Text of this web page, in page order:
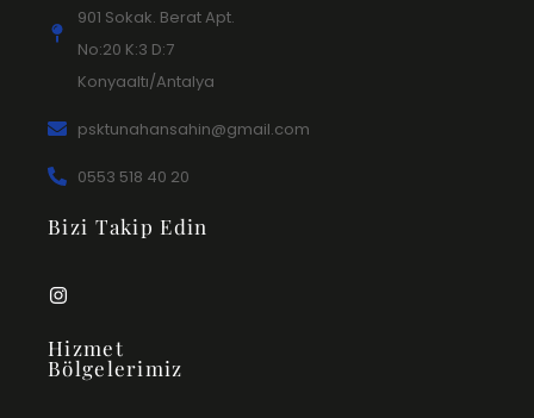
901 Sokak. Berat Apt.
No:20 K:3 D:7
Konyaaltı/Antalya
psktunahansahin@gmail.com
0553 518 40 20
Bizi Takip Edin
Hizmet
Bölgelerimiz